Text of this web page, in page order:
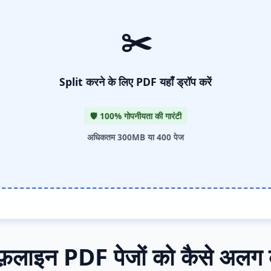
✂️
Split करने के लिए PDF यहाँ ड्रॉप करें
🛡️ 100% गोपनीयता की गारंटी
अधिकतम 300MB या 400 पेज
PDF पेजों को कैसे अलग